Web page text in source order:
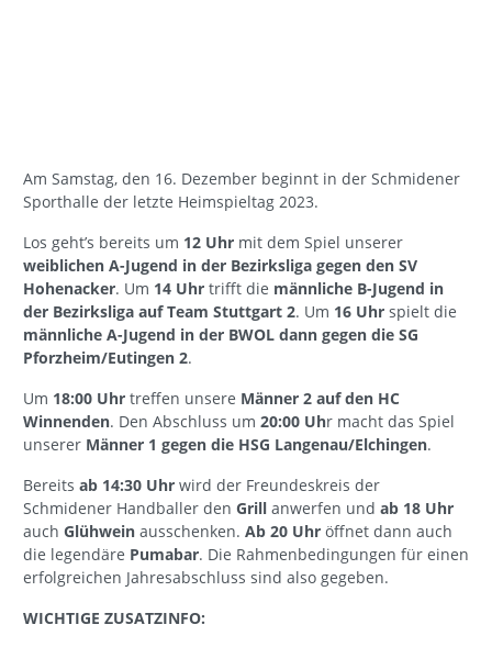
Am Samstag, den 16. Dezember beginnt in der Schmidener
Sporthalle der letzte Heimspieltag 2023.
Los geht’s bereits um 12 Uhr mit dem Spiel unserer
weiblichen A-Jugend in der Bezirksliga gegen den SV
Hohenacker. Um 14 Uhr trifft die männliche B-Jugend in
der Bezirksliga auf Team Stuttgart 2. Um 16 Uhr spielt die
männliche A-Jugend in der BWOL dann gegen die SG
Pforzheim/Eutingen 2.
Um 18:00 Uhr treffen unsere Männer 2 auf den HC
Winnenden. Den Abschluss um 20:00 Uhr macht das Spiel
unserer Männer 1 gegen die HSG Langenau/Elchingen.
Bereits ab 14:30 Uhr wird der Freundeskreis der
Schmidener Handballer den Grill anwerfen und ab 18 Uhr
auch Glühwein ausschenken. Ab 20 Uhr öffnet dann auch
die legendäre Pumabar. Die Rahmenbedingungen für einen
erfolgreichen Jahresabschluss sind also gegeben.
WICHTIGE ZUSATZINFO: